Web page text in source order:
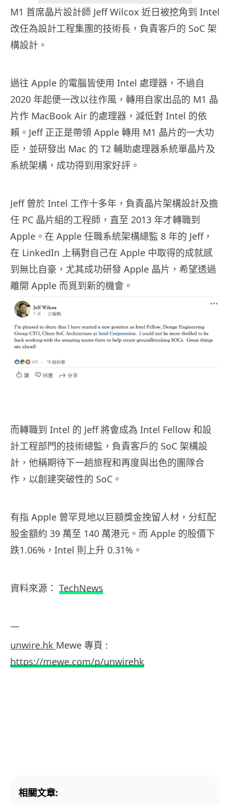
M1 首席晶片設計師 Jeff Wilcox 近日被挖角到 Intel
改任為設計工程集團的技術長，負責客戶的 SoC 架
構設計。
過往 Apple 的電腦皆使用 Intel 處理器，不過自
2020 年起便一改以往作風，轉用自家出品的 M1 晶
片作 MacBook Air 的處理器，減低對 Intel 的依
賴。Jeff 正正是帶領 Apple 轉用 M1 晶片的一大功
臣，並研發出 Mac 的 T2 輔助處理器系統單晶片及
系統架構，成功得到用家好評。
Jeff 曾於 Intel 工作十多年，負責晶片架構設計及擔
任 PC 晶片組的工程師，直至 2013 年才轉職到
Apple。在 Apple 任職系統架構總監 8 年的 Jeff，
在 LinkedIn 上稱對自己在 Apple 中取得的成就感
到無比自豪，尤其成功研發 Apple 晶片，希望透過
離開 Apple 而覓到新的機會。
而轉職到 Intel 的 Jeff將會成為 Intel Fellow 和設
計工程部門的技術總監，負責客戶的 SoC 架構設
計，他稱期待下一趟旅程和再度與出色的團隊合
作，以創建突破性的 SoC。
有指 Apple 曾罕見地以巨額獎金挽留人材，分紅配
股金額約 39 萬至 140 萬港元。而 Apple 的股價下
跌1.06%，Intel 則上升 0.31%。
資料來源： TechNews
—
unwire.hk Mewe 專頁 :
https://mewe.com/p/unwirehk
相關文章: